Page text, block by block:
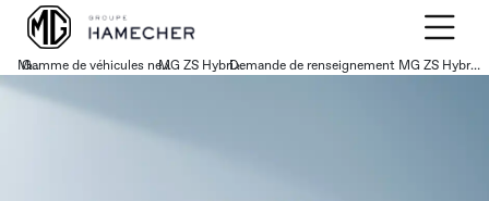
MG
›
Gamme de véhicules neufs ›
MG ZS Hybrid+› Demande de renseignement MG ZS Hybrid+